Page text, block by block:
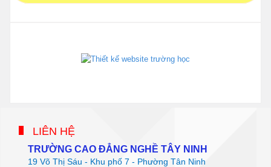
LIÊN HỆ
TRƯỜNG CAO ĐẲNG NGHỀ TÂY NINH
19 Võ Thị Sáu - Khu phố 7 - Phường Tân Ninh